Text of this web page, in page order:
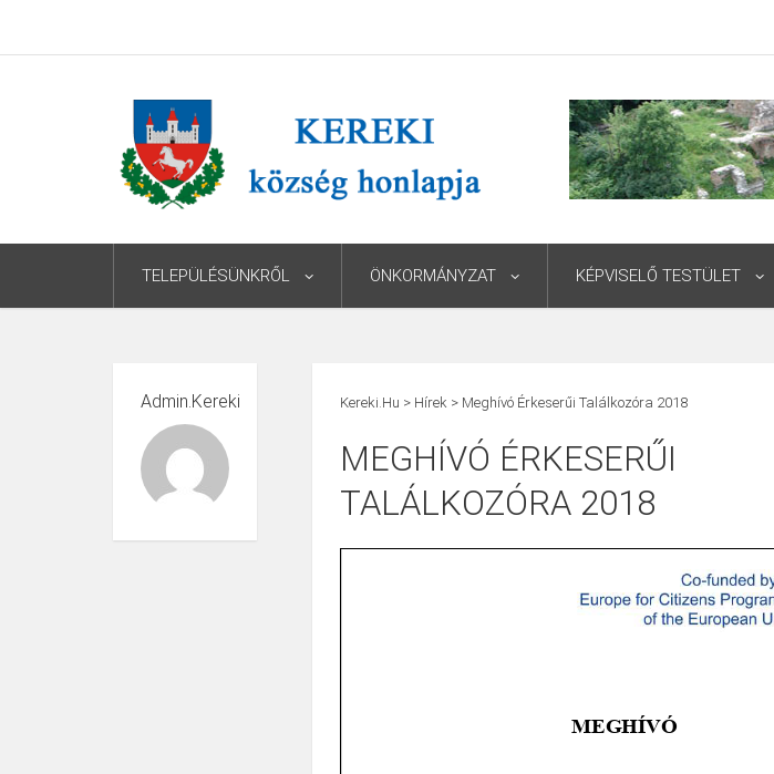
TELEPÜLÉSÜNKRŐL ÖNKORMÁNYZAT KÉPVISELŐ TESTÜLET
Admin.kereki Kereki.hu > Hírek > Meghívó Érkeserűi Találkozóra 2018
MEGHÍVÓ ÉRKESERŰI
TALÁLKOZÓRA 2018